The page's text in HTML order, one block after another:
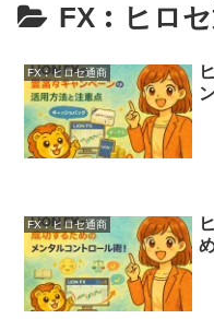
FX︰ヒロ
FX︰ヒロセ通商
FX︰ヒロセ通商